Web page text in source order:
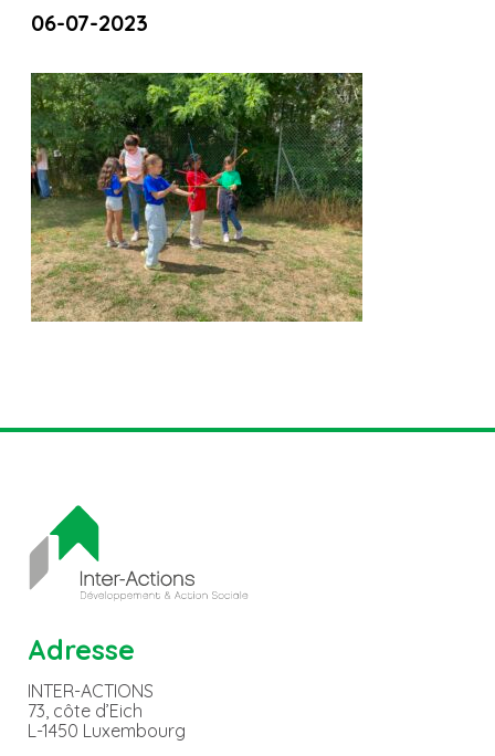
06-07-2023
Adresse
INTER-ACTIONS
73, côte d’Eich
L-1450 Luxembourg